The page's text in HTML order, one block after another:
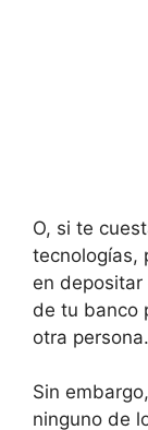
O, si te
tecnologías,
en
de tu banco
otra persona.
Sin
ninguno de